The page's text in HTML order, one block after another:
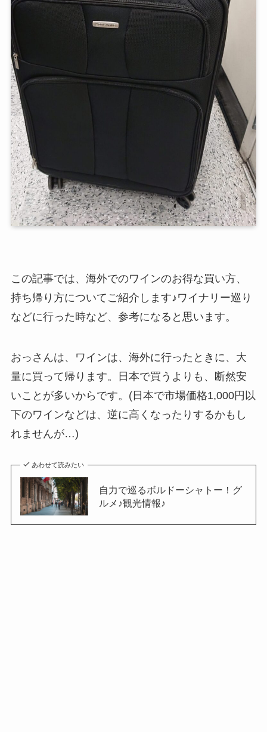
この記事では、海外でのワインのお得な買い方、
持ち帰り方についてご紹介します♪ワイナリー巡り
などに行った時など、参考になると思います。
おっさんは、ワインは、海外に行ったときに、大
量に買って帰ります。日本で買うよりも、断然安
いことが多いからです。(日本で市場価格1,000円以
下のワインなどは、逆に高くなったりするかもし
れませんが…)
あわせて読みたい
自力で巡るボルドーシャトー！グ
ルメ♪観光情報♪